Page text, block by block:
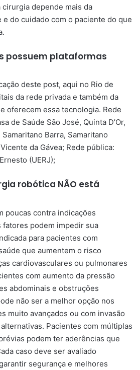
depende mais da
do cuidado com o paciente do que
possuem plataformas
deste post, aqui no Rio de
da rede privada e também da
oferecem essa tecnologia. Rede
de Saúde São José, Quinta D’Or,
Samaritano Barra, Samaritano
da Gávea; Rede pública:
(UERJ);
robótica NÃO está
poucas contra indicações
fatores podem impedir sua
para pacientes com
que aumentem o risco
cardiovasculares ou pulmonares
com aumento da pressão
abdominais e obstruções
não ser a melhor opção nos
muito avançados ou com invasão
Pacientes com múltiplas
podem ter aderências que
caso deve ser avaliado
segurança e melhores